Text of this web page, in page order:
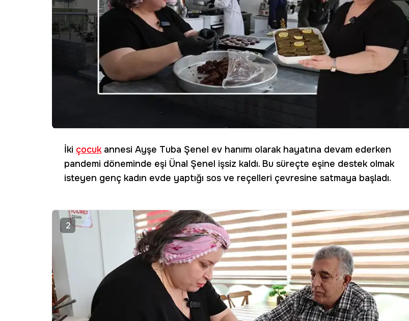
İki çocukannesi Ayşe Tuba Şenel ev hanımı olarak hayatına devam ederken
pandemi döneminde eşi Ünal Şenel işsiz kaldı. Bu süreçte eşine destek olmak
isteyen genç kadın evde yaptığı sos ve reçelleri çevresine satmaya başladı.
2